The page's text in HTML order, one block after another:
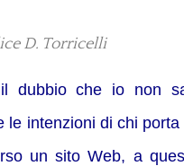
D. Torricelli
dubbio che io non
le intenzioni di chi
un sito Web, a